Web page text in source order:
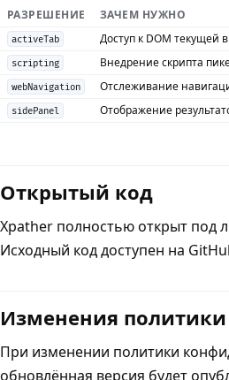
РАЗРЕШЕНИЕ ЗАЧЕМ НУЖНО
activeTab Доступ к DOM текущей
scripting Внедрение скрипта
webNavigation Отслеживание
sidePanel Отображение
Открытый код
Xpather полностью открыт под
Исходный код доступен на
Изменения политики
При изменении политики
обновлённая версия будет